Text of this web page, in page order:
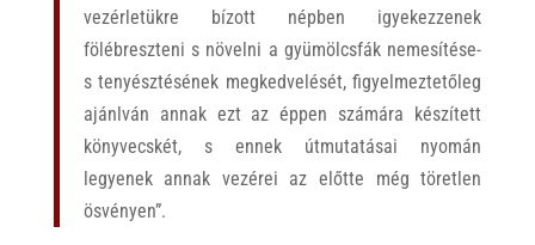
vezérletükre bízott népben igyekezzenek
fölébreszteni s növelni a gyümölcsfák nemesítése-
s tenyésztésének megkedvelését, figyelmeztetőleg
ajánlván annak ezt az éppen számára készített
könyvecskét, s ennek útmutatásai nyomán
legyenek annak vezérei az előtte még töretlen
ösvényen”.